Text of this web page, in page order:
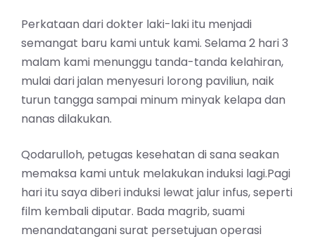
Perkataan dari dokter laki-laki itu menjadi
semangat baru kami untuk kami. Selama 2 hari 3
malam kami menunggu tanda-tanda kelahiran,
mulai dari jalan menyesuri lorong paviliun, naik
turun tangga sampai minum minyak kelapa dan
nanas dilakukan.
Qodarulloh, petugas kesehatan di sana seakan
memaksa kami untuk melakukan induksi lagi.Pagi
hari itu saya diberi induksi lewat jalur infus, seperti
film kembali diputar. Bada magrib, suami
menandatangani surat persetujuan operasi